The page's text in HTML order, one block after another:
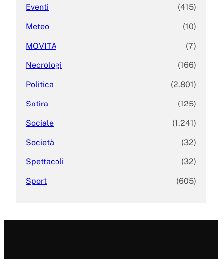
Eventi (415)
Meteo (10)
MOVITA (7)
Necrologi (166)
Politica (2.801)
Satira (125)
Sociale (1.241)
Società (32)
Spettacoli (32)
Sport (605)